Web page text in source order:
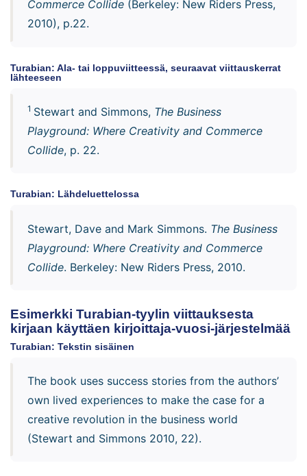
Commerce Collide (Berkeley: New Riders Press,
2010), p.22.
Turabian: Ala- tai loppuviitteessä, seuraavat viittauskerrat
lähteeseen
1 Stewart and Simmons, The Business
Playground: Where Creativity and Commerce
Collide, p. 22.
Turabian: Lähdeluettelossa
Stewart, Dave and Mark Simmons. The Business
Playground: Where Creativity and Commerce
Collide. Berkeley: New Riders Press, 2010.
Esimerkki Turabian-tyylin viittauksesta
kirjaan käyttäen kirjoittaja-vuosi-järjestelmää
Turabian: Tekstin sisäinen
The book uses success stories from the authors’
own lived experiences to make the case for a
creative revolution in the business world
(Stewart and Simmons 2010, 22).